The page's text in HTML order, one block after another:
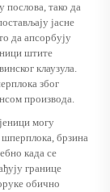
тако да
јасне
да апсорбују
штите
клаузула.
због
производа.
могу
брзина
када се
границе
обично